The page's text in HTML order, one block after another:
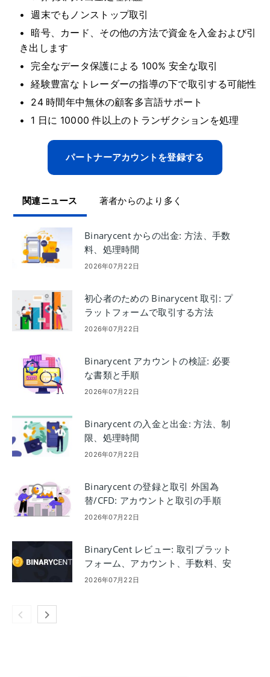
週末でもノンストップ取引
暗号、カード、その他の方法で資金を入金および引
き出します
完全なデータ保護による 100% 安全な取引
経験豊富なトレーダーの指導の下で取引する可能性
24 時間年中無休の顧客多言語サポート
1 日に 10000 件以上のトランザクションを処理
パートナーアカウントを登録する
関連ニュース 著者からのより多く
Binarycent からの出金: 方法、手数
料、処理時間
2026年07月22日
初心者のための Binarycent 取引: プ
ラットフォームで取引する方法
2026年07月22日
Binarycent アカウントの検証: 必要
な書類と手順
2026年07月22日
Binarycent の入金と出金: 方法、制
限、処理時間
2026年07月22日
Binarycent の登録と取引 外国為
替/CFD: アカウントと取引の手順
2026年07月22日
BinaryCent レビュー: 取引プラット
フォーム、アカウント、手数料、安
全性
2026年07月22日